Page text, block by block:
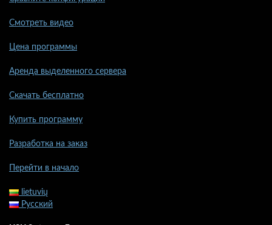
Смотреть видео
Цена программы
Аренда выделенного сервера
Скачать бесплатно
Купить программу
Разработка на заказ
Перейти в начало
lietuvių
Русский